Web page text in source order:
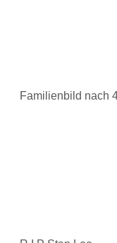
Familienbild nach